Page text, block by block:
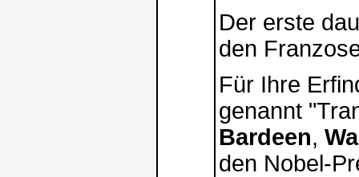
Der erste
den
Für Ihre
genannt
Bardeen,
den Nobel-